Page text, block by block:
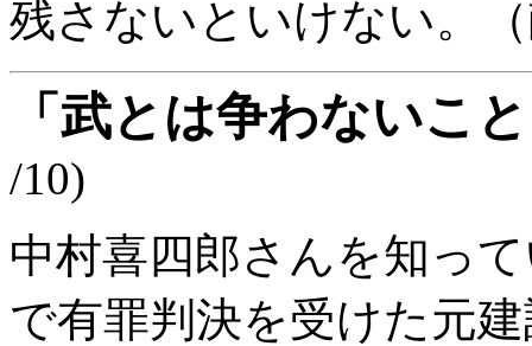
残さないといけない。
「武とは争わないこ
/10)
中村喜四郎さんを知っ
で有罪判決を受けた元